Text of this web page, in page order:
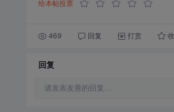
给本帖投票
469 回复 打赏
回复
请发表友善的回复…